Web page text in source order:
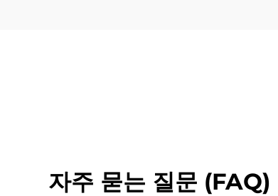
자주 묻는 질문 (FAQ)